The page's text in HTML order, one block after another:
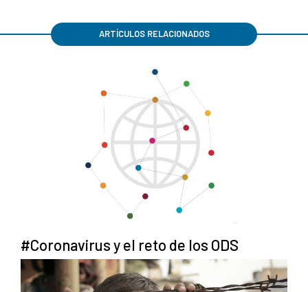
ARTÍCULOS RELACIONADOS
#Coronavirus y el reto de los ODS